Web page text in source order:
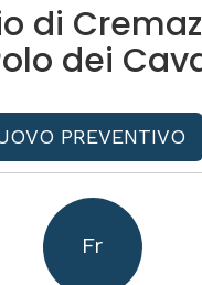
di
dei
PREVENTIVO
Fr